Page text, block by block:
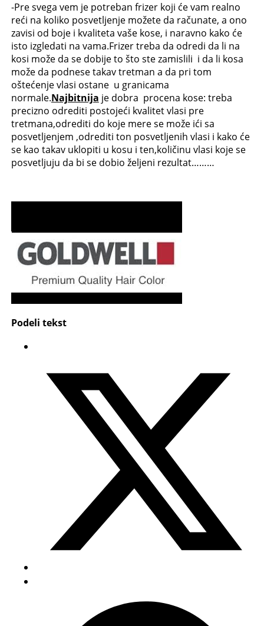
-Pre svega vem je potreban frizer koji će vam realno
reći na koliko posvetljenje možete da računate, a ono
zavisi od boje i kvaliteta vaše kose, i naravno kako će
isto izgledati na vama.Frizer treba da odredi da li na
kosi može da se dobije to što ste zamislili i da li kosa
može da podnese takav tretman a da pri tom
oštećenje vlasi ostane u granicama
normale.Najbitnija je dobra procena kose: treba
precizno odrediti postojeći kvalitet vlasi pre
tretmana,odrediti do koje mere se može ići sa
posvetljenjem ,odrediti ton posvetljenih vlasi i kako će
se kao takav uklopiti u kosu i ten,količinu vlasi koje se
posvetljuju da bi se dobio željeni rezultat………
Podeli tekst